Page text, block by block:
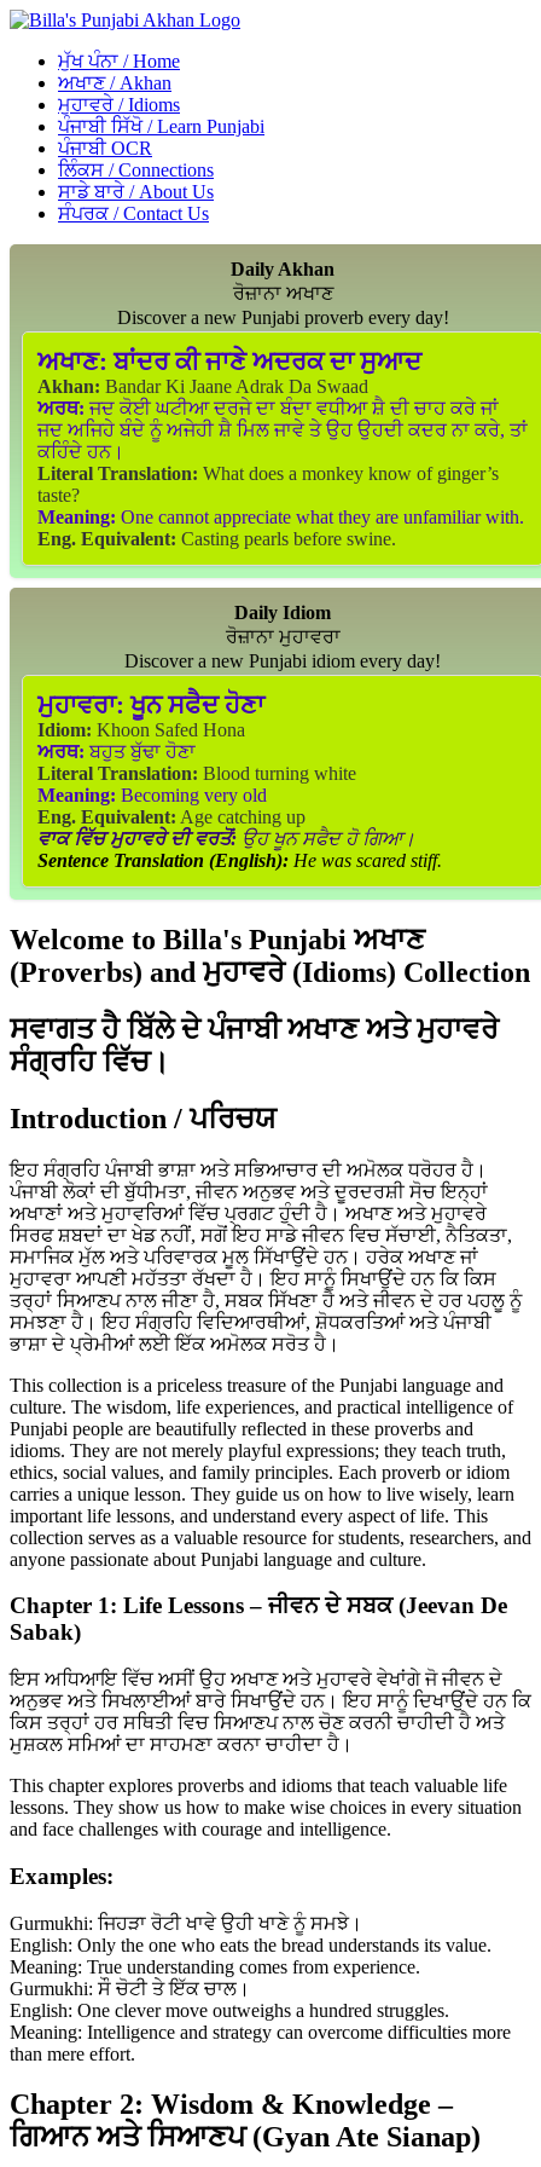
ਮੁੱਖ ਪੰਨਾ / Home
ਅਖਾਣ / Akhan
ਮੁਹਾਵਰੇ / Idioms
ਪੰਜਾਬੀ ਸਿੱਖੋ / Learn Punjabi
ਪੰਜਾਬੀ OCR
ਲਿੰਕਸ / Connections
ਸਾਡੇ ਬਾਰੇ / About Us
ਸੰਪਰਕ / Contact Us
Daily Akhan
ਰੋਜ਼ਾਨਾ ਅਖਾਣ
Discover a new Punjabi proverb every day!
ਅਖਾਣ: ਬਾਂਦਰ ਕੀ ਜਾਣੇ ਅਦਰਕ ਦਾ ਸੁਆਦ
Akhan: Bandar Ki Jaane Adrak Da Swaad
ਅਰਥ: ਜਦ ਕੋਈ ਘਟੀਆ ਦਰਜੇ ਦਾ ਬੰਦਾ ਵਧੀਆ ਸ਼ੈ ਦੀ ਚਾਹ ਕਰੇ ਜਾਂ
ਜਦ ਅਜਿਹੇ ਬੰਦੇ ਨੂੰ ਅਜੇਹੀ ਸ਼ੈ ਮਿਲ ਜਾਵੇ ਤੇ ਉਹ ਉਹਦੀ ਕਦਰ ਨਾ ਕਰੇ, ਤਾਂ
ਕਹਿੰਦੇ ਹਨ।
Literal Translation: What does a monkey know of ginger’s
taste?
Meaning: One cannot appreciate what they are unfamiliar with.
Eng. Equivalent: Casting pearls before swine.
Daily Idiom
ਰੋਜ਼ਾਨਾ ਮੁਹਾਵਰਾ
Discover a new Punjabi idiom every day!
ਮੁਹਾਵਰਾ: ਖੂਨ ਸਫੈਦ ਹੋਣਾ
Idiom: Khoon Safed Hona
ਅਰਥ: ਬਹੁਤ ਬੁੱਢਾ ਹੋਣਾ
Literal Translation: Blood turning white
Meaning: Becoming very old
Eng. Equivalent: Age catching up
ਵਾਕ ਵਿੱਚ ਮੁਹਾਵਰੇ ਦੀ ਵਰਤੋਂ: ਉਹ ਖੂਨ ਸਫੈਦ ਹੋ ਗਿਆ।
Sentence Translation (English): He was scared stiff.
Welcome to Billa's Punjabi ਅਖਾਣ
(Proverbs) and ਮੁਹਾਵਰੇ (Idioms) Collection
ਸਵਾਗਤ ਹੈ ਬਿੱਲੇ ਦੇ ਪੰਜਾਬੀ ਅਖਾਣ ਅਤੇ ਮੁਹਾਵਰੇ
ਸੰਗ੍ਰਹਿ ਵਿੱਚ।
Introduction / ਪਰਿਚਯ
ਇਹ ਸੰਗ੍ਰਹਿ ਪੰਜਾਬੀ ਭਾਸ਼ਾ ਅਤੇ ਸਭਿਆਚਾਰ ਦੀ ਅਮੋਲਕ ਧਰੋਹਰ ਹੈ।
ਪੰਜਾਬੀ ਲੋਕਾਂ ਦੀ ਬੁੱਧੀਮਤਾ, ਜੀਵਨ ਅਨੁਭਵ ਅਤੇ ਦੂਰਦਰਸ਼ੀ ਸੋਚ ਇਨ੍ਹਾਂ
ਅਖਾਣਾਂ ਅਤੇ ਮੁਹਾਵਰਿਆਂ ਵਿੱਚ ਪ੍ਰਗਟ ਹੁੰਦੀ ਹੈ। ਅਖਾਣ ਅਤੇ ਮੁਹਾਵਰੇ
ਸਿਰਫ ਸ਼ਬਦਾਂ ਦਾ ਖੇਡ ਨਹੀਂ, ਸਗੋਂ ਇਹ ਸਾਡੇ ਜੀਵਨ ਵਿਚ ਸੱਚਾਈ, ਨੈਤਿਕਤਾ,
ਸਮਾਜਿਕ ਮੁੱਲ ਅਤੇ ਪਰਿਵਾਰਕ ਮੂਲ ਸਿੱਖਾਉਂਦੇ ਹਨ। ਹਰੇਕ ਅਖਾਣ ਜਾਂ
ਮੁਹਾਵਰਾ ਆਪਣੀ ਮਹੱਤਤਾ ਰੱਖਦਾ ਹੈ। ਇਹ ਸਾਨੂੰ ਸਿਖਾਉਂਦੇ ਹਨ ਕਿ ਕਿਸ
ਤਰ੍ਹਾਂ ਸਿਆਣਪ ਨਾਲ ਜੀਣਾ ਹੈ, ਸਬਕ ਸਿੱਖਣਾ ਹੈ ਅਤੇ ਜੀਵਨ ਦੇ ਹਰ ਪਹਲੂ ਨੂੰ
ਸਮਝਣਾ ਹੈ। ਇਹ ਸੰਗ੍ਰਹਿ ਵਿਦਿਆਰਥੀਆਂ, ਸ਼ੋਧਕਰਤਿਆਂ ਅਤੇ ਪੰਜਾਬੀ
ਭਾਸ਼ਾ ਦੇ ਪ੍ਰੇਮੀਆਂ ਲਈ ਇੱਕ ਅਮੋਲਕ ਸਰੋਤ ਹੈ।
This collection is a priceless treasure of the Punjabi language and
culture. The wisdom, life experiences, and practical intelligence of
Punjabi people are beautifully reflected in these proverbs and
idioms. They are not merely playful expressions; they teach truth,
ethics, social values, and family principles. Each proverb or idiom
carries a unique lesson. They guide us on how to live wisely, learn
important life lessons, and understand every aspect of life. This
collection serves as a valuable resource for students, researchers, and
anyone passionate about Punjabi language and culture.
Chapter 1: Life Lessons – ਜੀਵਨ ਦੇ ਸਬਕ (Jeevan De
Sabak)
ਇਸ ਅਧਿਆਇ ਵਿੱਚ ਅਸੀਂ ਉਹ ਅਖਾਣ ਅਤੇ ਮੁਹਾਵਰੇ ਵੇਖਾਂਗੇ ਜੋ ਜੀਵਨ ਦੇ
ਅਨੁਭਵ ਅਤੇ ਸਿਖਲਾਈਆਂ ਬਾਰੇ ਸਿਖਾਉਂਦੇ ਹਨ। ਇਹ ਸਾਨੂੰ ਦਿਖਾਉਂਦੇ ਹਨ ਕਿ
ਕਿਸ ਤਰ੍ਹਾਂ ਹਰ ਸਥਿਤੀ ਵਿਚ ਸਿਆਣਪ ਨਾਲ ਚੋਣ ਕਰਨੀ ਚਾਹੀਦੀ ਹੈ ਅਤੇ
ਮੁਸ਼ਕਲ ਸਮਿਆਂ ਦਾ ਸਾਹਮਣਾ ਕਰਨਾ ਚਾਹੀਦਾ ਹੈ।
This chapter explores proverbs and idioms that teach valuable life
lessons. They show us how to make wise choices in every situation
and face challenges with courage and intelligence.
Examples:
Gurmukhi: ਜਿਹੜਾ ਰੋਟੀ ਖਾਵੇ ਉਹੀ ਖਾਣੇ ਨੂੰ ਸਮਝੇ।
English: Only the one who eats the bread understands its value.
Meaning: True understanding comes from experience.
Gurmukhi: ਸੌ ਚੋਟੀ ਤੇ ਇੱਕ ਚਾਲ।
English: One clever move outweighs a hundred struggles.
Meaning: Intelligence and strategy can overcome difficulties more
than mere effort.
Chapter 2: Wisdom & Knowledge –
ਗਿਆਨ ਅਤੇ ਸਿਆਣਪ (Gyan Ate Sianap)